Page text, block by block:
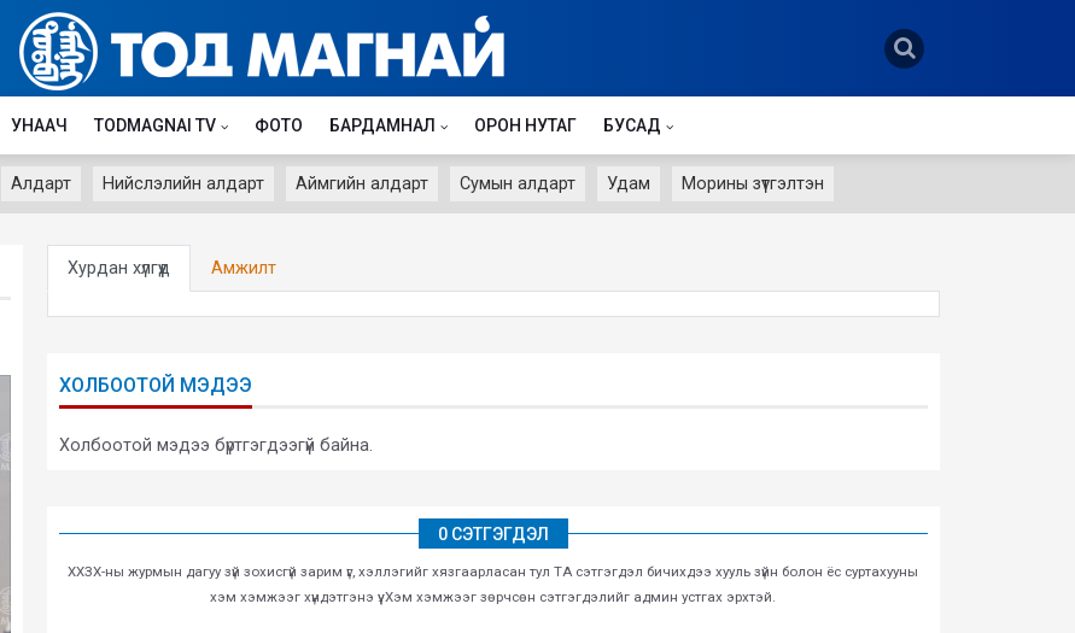
УНААЧ TODMAGNAI TV ФОТО БАРДАМНАЛ ОРОН НУТАГ БУСАД
Алдарт Нийслэлийн алдарт Аймгийн алдарт Сумын алдарт Удам Морины зүтгэлтэн
Хурдан хүлгүүд Амжилт
ХОЛБООТОЙ МЭДЭЭ
Холбоотой мэдээ бүртгэгдээгүй байна.
0 СЭТГЭГДЭЛ
ХХЗХ-ны журмын дагуу зүй зохисгүй зарим үг, хэллэгийг хязгаарласан тул ТА сэтгэгдэл бичихдээ хууль зүйн болон ёс суртахууны
хэм хэмжээг хүндэтгэнэ үү. Хэм хэмжээг зөрчсөн сэтгэгдэлийг админ устгах эрхтэй.